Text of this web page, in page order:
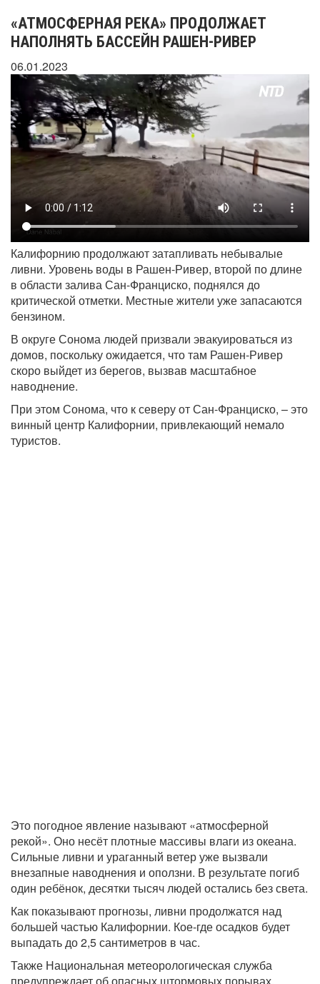
«АТМОСФЕРНАЯ РЕКА» ПРОДОЛЖАЕТ
НАПОЛНЯТЬ БАССЕЙН РАШЕН-РИВЕР
06.01.2023
Калифорнию продолжают затапливать небывалые
ливни. Уровень воды в Рашен-Ривер, второй по длине
в области залива Сан-Франциско, поднялся до
критической отметки. Местные жители уже запасаются
бензином.
В округе Сонома людей призвали эвакуироваться из
домов, поскольку ожидается, что там Рашен-Ривер
скоро выйдет из берегов, вызвав масштабное
наводнение.
При этом Сонома, что к северу от Сан-Франциско, – это
винный центр Калифорнии, привлекающий немало
туристов.
Это погодное явление называют «атмосферной
рекой». Оно несёт плотные массивы влаги из океана.
Сильные ливни и ураганный ветер уже вызвали
внезапные наводнения и оползни. В результате погиб
один ребёнок, десятки тысяч людей остались без света.
Как показывают прогнозы, ливни продолжатся над
большей частью Калифорнии. Кое-где осадков будет
выпадать до 2,5 сантиметров в час.
Также Национальная метеорологическая служба